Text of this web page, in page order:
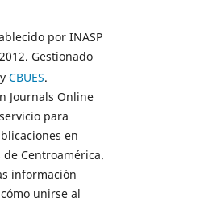
por INASP
Gestionado
y CBUES.
Journals Online
para
en
Centroamérica.
información
unirse al